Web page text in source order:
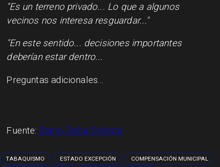
"Es un terreno privado... Lo que a algunos
vecinos nos interesa resguardar..."
"En este sentido... decisiones importantes
deberían estar dentro...
Preguntas adicionales...
Fuente: Diario Talca Crónica
TABAQUISMO ESTADO EXCEPCIÓN
COMPENSACIÓN MUNICIPAL